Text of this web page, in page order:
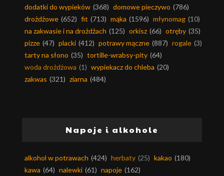
dodatki do wypieków (368) domowe pieczywo (786)
drożdżowe (652) fit (713) mąka (1596) młynomag (10)
na zakwasie i na drożdżach (125) orkisz (66) otręby (35)
pizze (47) placki (412) potrawy mączne (887) rogale (3)
tarty na słono (35) tortille-wrabsy-pity (64)
woda drożdżowa (1) wypiekacz do chleba (20)
zakwas (321) ziarna (484)
Napoje i alkohole
alkohol w potrawach (424) herbaty (25) kakao (180)
kawa (64) nalewki (61) napoje (162)